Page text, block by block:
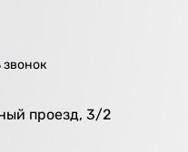
звонок
проезд, 3/2